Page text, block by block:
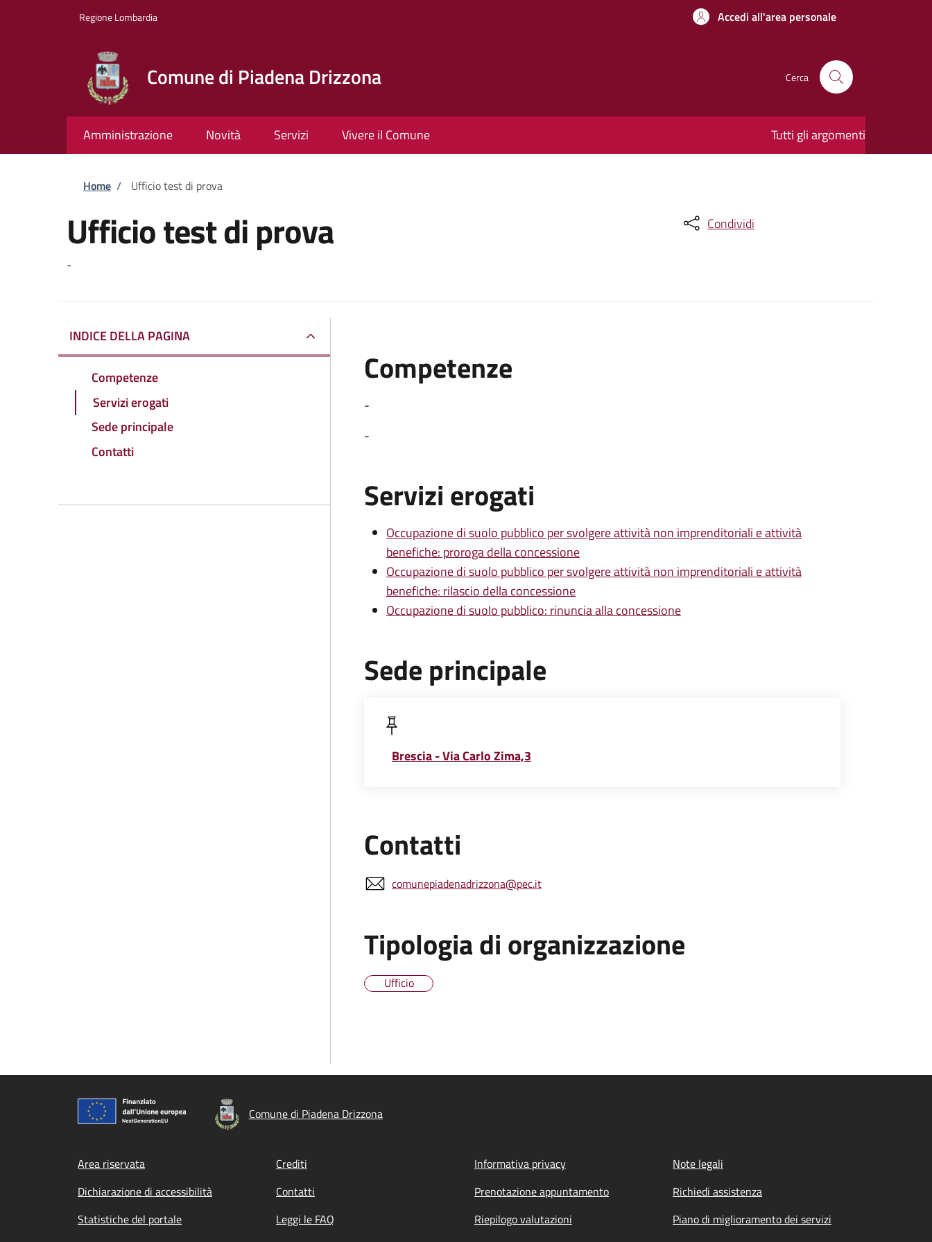
Regione Lombardia Accedi all'area personale
Comune di Piadena Drizzona Cerca
Amministrazione Novità Servizi Vivere il Comune Tutti gli argomenti
Briciole di pane
Home / Ufficio test di prova
Ufficio test di prova
-
Condividi
INDICE DELLA PAGINA
Competenze
Servizi erogati
Sede principale
Contatti
Competenze
-
-
Servizi erogati
Occupazione di suolo pubblico per svolgere attività non imprenditoriali e attività
benefiche: proroga della concessione
Occupazione di suolo pubblico per svolgere attività non imprenditoriali e attività
benefiche: rilascio della concessione
Occupazione di suolo pubblico: rinuncia alla concessione
Sede principale
Brescia - Via Carlo Zima,3
Contatti
comunepiadenadrizzona@pec.it
Tipologia di organizzazione
Ufficio
Comune di Piadena Drizzona
Footer menu
Area riservata Crediti Informativa privacy
Note legali
Dichiarazione di accessibilità
Contatti Prenotazione appuntamento
Richiedi assistenza
Statistiche del portale
Leggi le FAQ Riepilogo valutazioni
Piano di miglioramento dei servizi